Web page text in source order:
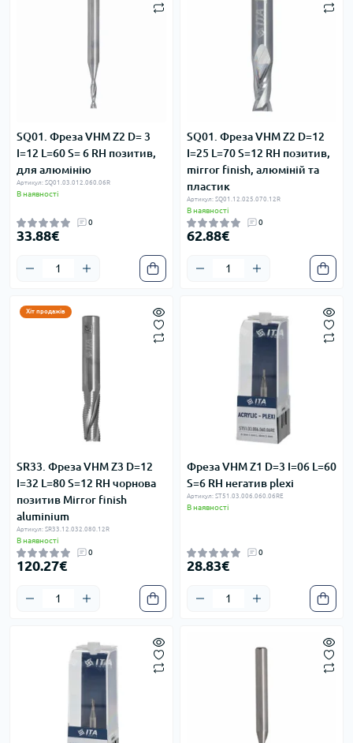
SQ01. Фреза VHM Z2 D= 3
I=12 L=60 S= 6 RH позитив,
для алюмінію
Артикул: SQ01.03.012.060.06R
В наявності
0
33.88€
SQ01. Фреза VHM Z2 D=12
I=25 L=70 S=12 RH позитив,
mirror finish, алюміній та
пластик
Артикул: SQ01.12.025.070.12R
В наявності
0
62.88€
Хіт продажів
SR33. Фреза VHM Z3 D=12
I=32 L=80 S=12 RH чорнова
позитив Mirror finish
aluminium
Артикул: SR33.12.032.080.12R
В наявності
0
120.27€
Фреза VHM Z1 D=3 I=06 L=60
S=6 RH негатив plexi
Артикул: ST51.03.006.060.06RE
В наявності
0
28.83€